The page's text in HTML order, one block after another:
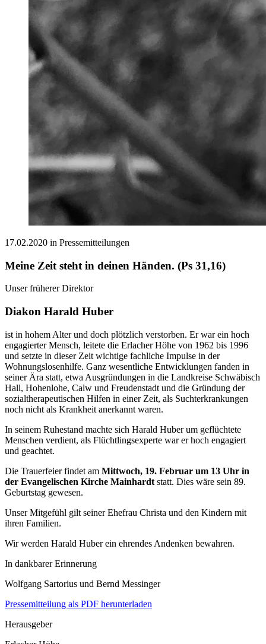
17.02.2020 in Pressemitteilungen
Meine Zeit steht in deinen Händen. (Ps 31,16)
Unser früherer Direktor
Diakon Harald Huber
ist in hohem Alter und doch plötzlich verstorben. Er war ein hoch
engagierter Mensch, leitete die Erlacher Höhe von 1962 bis 1996
und setzte in dieser Zeit wichtige fachliche Impulse in der
Wohnungslosenhilfe. Ganz wesentliche Entwicklungen fanden in
seiner Ära statt, etwa Ausgründungen in die Landkreise Schwäbisch
Hall, Hohenlohe, Calw und Freudenstadt und die Gründung der
sozialtherapeutischen Hilfen in einer Zeit, als Suchterkrankungen
noch nicht als Krankheit anerkannt waren.
In seinem Ruhestand machte sich Harald Huber um geflüchtete
Menschen verdient, als Flüchtlingsexperte war er hoch engagiert
und geachtet.
Die Trauerfeier findet am Mittwoch, 19. Februar um 13 Uhr in
der Evangelischen Kirche Mainhardt statt. Dies wäre sein 89.
Geburtstag gewesen.
Unser Mitgefühl gilt seiner Ehefrau Christa und den Kindern mit
ihren Familien.
Wir werden Harald Huber ein ehrendes Andenken bewahren.
In dankbarer Erinnerung
Wolfgang Sartorius und Bernd Messinger
Pressemitteilung als PDF herunterladen
Herausgeber